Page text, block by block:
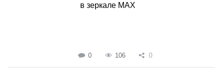
в зеркале MAX
0 106 0